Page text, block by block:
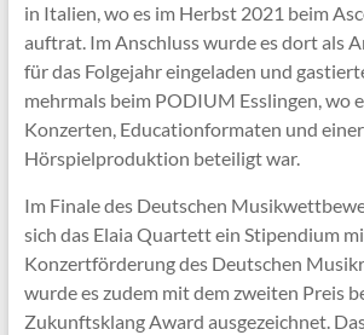
in Italien, wo es im Herbst 2021 beim
auftrat. Im Anschluss wurde es dort als
für das Folgejahr eingeladen und
mehrmals beim PODIUM Esslingen, wo
Konzerten, Educationformaten und einer
Hörspielproduktion beteiligt war.
Im Finale des Deutschen
sich das Elaia Quartett ein Stipendium
Konzertförderung des Deutschen
wurde es zudem mit dem zweiten Preis
Zukunftsklang Award ausgezeichnet.